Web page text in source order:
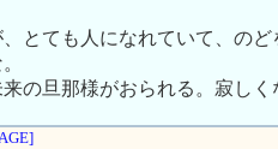
とても人になれていて、の
来の旦那様がおられる。寂し